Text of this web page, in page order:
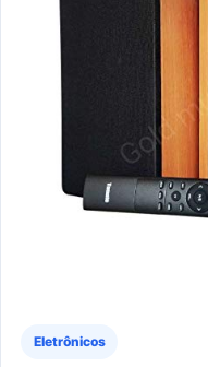
Eletrônicos